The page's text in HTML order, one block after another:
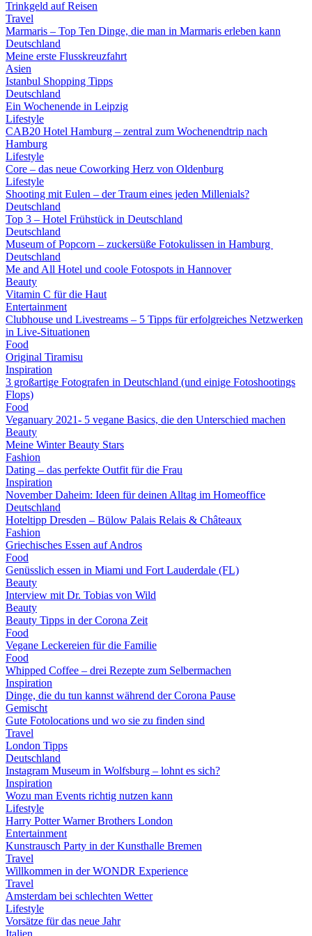
Trinkgeld auf Reisen
Travel
Marmaris – Top Ten Dinge, die man in Marmaris erleben kann
Deutschland
Meine erste Flusskreuzfahrt
Asien
Istanbul Shopping Tipps
Deutschland
Ein Wochenende in Leipzig
Lifestyle
CAB20 Hotel Hamburg – zentral zum Wochenendtrip nach
Hamburg
Lifestyle
Core – das neue Coworking Herz von Oldenburg
Lifestyle
Shooting mit Eulen – der Traum eines jeden Millenials?
Deutschland
Top 3 – Hotel Frühstück in Deutschland
Deutschland
Museum of Popcorn – zuckersüße Fotokulissen in Hamburg
Deutschland
Me and All Hotel und coole Fotospots in Hannover
Beauty
Vitamin C für die Haut
Entertainment
Clubhouse und Livestreams – 5 Tipps für erfolgreiches Netzwerken
in Live-Situationen
Food
Original Tiramisu
Inspiration
3 großartige Fotografen in Deutschland (und einige Fotoshootings
Flops)
Food
Veganuary 2021- 5 vegane Basics, die den Unterschied machen
Beauty
Meine Winter Beauty Stars
Fashion
Dating – das perfekte Outfit für die Frau
Inspiration
November Daheim: Ideen für deinen Alltag im Homeoffice
Deutschland
Hoteltipp Dresden – Bülow Palais Relais & Châteaux
Fashion
Griechisches Essen auf Andros
Food
Genüsslich essen in Miami und Fort Lauderdale (FL)
Beauty
Interview mit Dr. Tobias von Wild
Beauty
Beauty Tipps in der Corona Zeit
Food
Vegane Leckereien für die Familie
Food
Whipped Coffee – drei Rezepte zum Selbermachen
Inspiration
Dinge, die du tun kannst während der Corona Pause
Gemischt
Gute Fotolocations und wo sie zu finden sind
Travel
London Tipps
Deutschland
Instagram Museum in Wolfsburg – lohnt es sich?
Inspiration
Wozu man Events richtig nutzen kann
Lifestyle
Harry Potter Warner Brothers London
Entertainment
Kunstrausch Party in der Kunsthalle Bremen
Travel
Willkommen in der WONDR Experience
Travel
Amsterdam bei schlechten Wetter
Lifestyle
Vorsätze für das neue Jahr
Italien